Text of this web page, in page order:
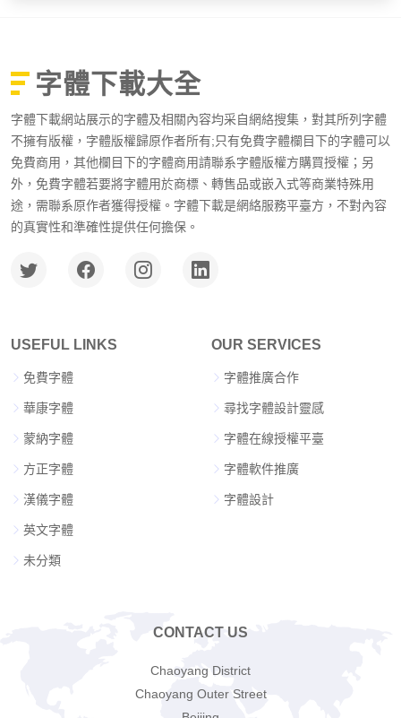
字體下載大全
字體下載網站展示的字體及相關內容均采自網絡搜集，對其所列字體
不擁有版權，字體版權歸原作者所有;只有免費字體欄目下的字體可以
免費商用，其他欄目下的字體商用請聯系字體版權方購買授權；另
外，免費字體若要將字體用於商標、轉售品或嵌入式等商業特殊用
途，需聯系原作者獲得授權。字體下載是網絡服務平臺方，不對內容
的真實性和準確性提供任何擔保。
USEFUL LINKS
免費字體
華康字體
蒙納字體
方正字體
漢儀字體
英文字體
未分類
OUR SERVICES
字體推廣合作
尋找字體設計靈感
字體在線授權平臺
字體軟件推廣
字體設計
CONTACT US
Chaoyang District
Chaoyang Outer Street